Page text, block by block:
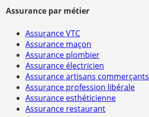
Assurance par métier
Assurance VTC
Assurance maçon
Assurance plombier
Assurance électricien
Assurance artisans commerçants
Assurance profession libérale
Assurance esthéticienne
Assurance restaurant